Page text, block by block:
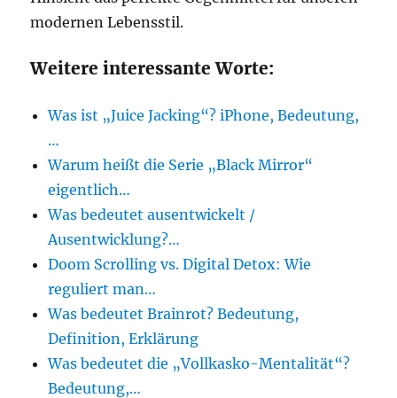
modernen Lebensstil.
Weitere interessante Worte:
Was ist „Juice Jacking“? iPhone, Bedeutung,
…
Warum heißt die Serie „Black Mirror“
eigentlich…
Was bedeutet ausentwickelt /
Ausentwicklung?…
Doom Scrolling vs. Digital Detox: Wie
reguliert man…
Was bedeutet Brainrot? Bedeutung,
Definition, Erklärung
Was bedeutet die „Vollkasko-Mentalität“?
Bedeutung,…